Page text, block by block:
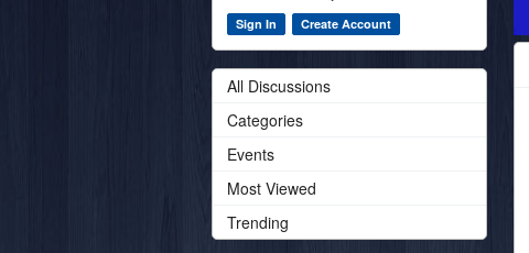
Sign In Create Account
All Discussions
Categories
Events
Most Viewed
Trending